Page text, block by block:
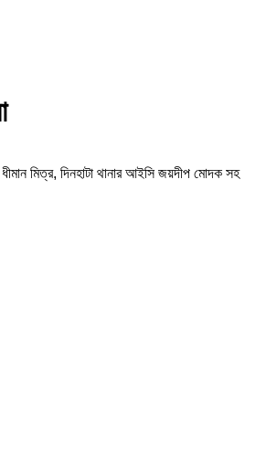
মিত্র, দিনহাটা থানার আইসি জয়দীপ মোদক সহ